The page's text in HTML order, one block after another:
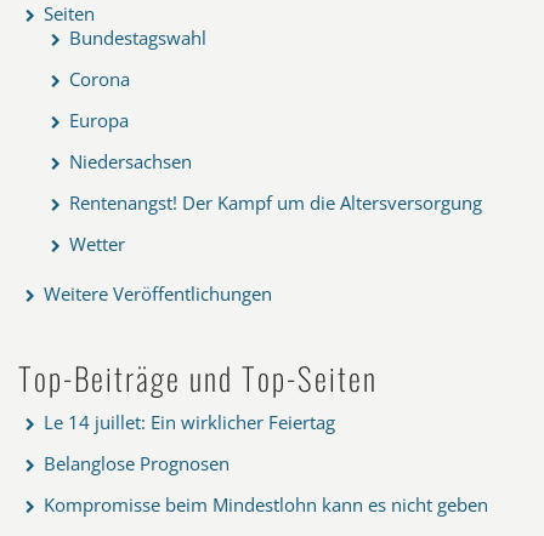
Seiten
Bundestagswahl
Corona
Europa
Niedersachsen
Rentenangst! Der Kampf um die Altersversorgung
Wetter
Weitere Veröffentlichungen
Top-Beiträge und Top-Seiten
Le 14 juillet: Ein wirklicher Feiertag
Belanglose Prognosen
Kompromisse beim Mindestlohn kann es nicht geben